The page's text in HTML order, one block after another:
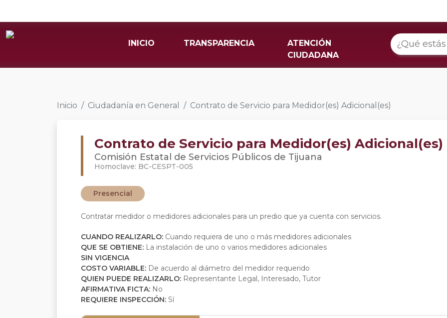
INICIO TRANSPARENCIA
ATENCIÓN
CIUDADANA
Inicio Ciudadanía en General Contrato de Servicio para Medidor(es) Adicional(es)
Contrato de Servicio para Medidor(es) Adicional(es)
Comisión Estatal de Servicios Públicos de Tijuana
Homoclave: BC-CESPT-005
Presencial
Contratar medidor o medidores adicionales para un predio que ya cuenta con servicios.
CUANDO REALIZARLO: Cuando requiera de uno o más medidores adicionales
QUE SE OBTIENE: La instalación de uno o varios medidores adicionales
SIN VIGENCIA
COSTO VARIABLE: De acuerdo al diámetro del medidor requerido
QUIEN PUEDE REALIZARLO: Representante Legal, Interesado, Tutor
AFIRMATIVA FICTA: No
REQUIERE INSPECCIÓN: Sí